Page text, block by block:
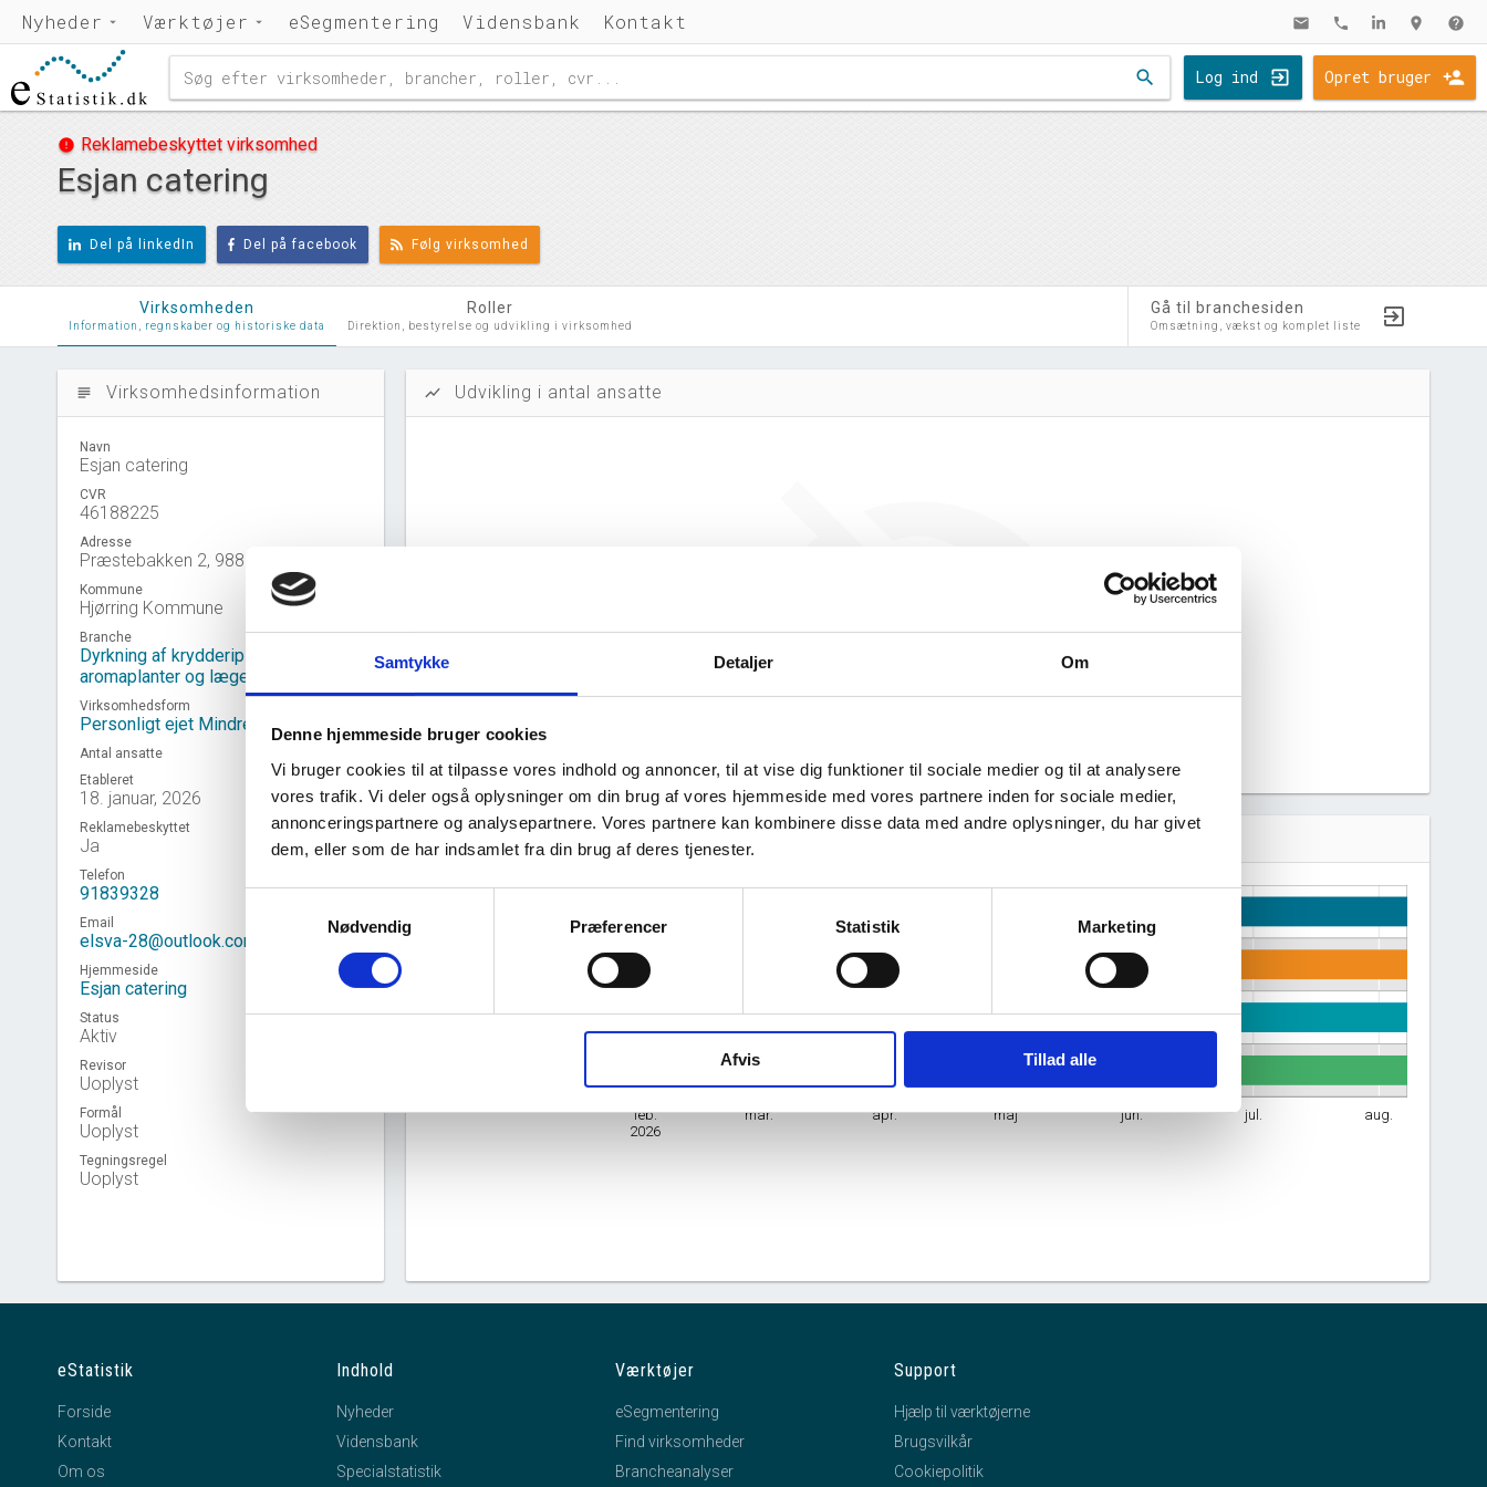
Samtykke Detaljer Om
Denne hjemmeside bruger cookies
Vi bruger cookies til at tilpasse vores indhold og annoncer, til at vise dig funktioner til sociale medier og til at analysere
vores trafik. Vi deler også oplysninger om din brug af vores hjemmeside med vores partnere inden for sociale medier,
annonceringspartnere og analysepartnere. Vores partnere kan kombinere disse data med andre oplysninger, du har givet
dem, eller som de har indsamlet fra din brug af deres tjenester.
Nødvendig
Præferencer Statistik Marketing
Afvis Tillad alle
Nyheder Værktøjer eSegmentering Vidensbank Kontakt mail phone location_on help
search Log ind Opret bruger
error Reklamebeskyttet virksomhed
Esjan catering
Del på linkedIn Del på facebook Følg virksomhed
Virksomheden
Information, regnskaber og historiske data
Roller
Direktion, bestyrelse og udvikling i virksomhed
Gå til branchesiden
Omsætning, vækst og komplet liste
subject Virksomhedsinformation
Navn
Esjan catering
CVR
46188225
Adresse
Præstebakken 2, 9881 Bindslev
Kommune
Hjørring Kommune
Branche
Dyrkning af krydderiplanter,
aromaplanter og lægeplanter
Virksomhedsform
Personligt ejet Mindre Virksomhed
Antal ansatte
Etableret
18. januar, 2026
Reklamebeskyttet
Ja
Telefon
91839328
Email
elsva-28@outlook.com
Hjemmeside
Esjan catering
Status
Aktiv
Revisor
Uoplyst
Formål
Uoplyst
Tegningsregel
Uoplyst
show_chart Udvikling i antal ansatte
generere figuren for denne virksomhed.
Virksomhedshistorik
Branche
feb.
2026
mar. apr. maj jun. jul. aug.
Præstebakken 2, 9881 Bindslev
Dyrkning af krydderiplanter, aromaplanter og lægeplanter
Personligt ejet Mindre Virksomhed
eStatistik
Forside
Kontakt
Om os
Indhold
Nyheder
Vidensbank
Specialstatistik
Værktøjer
eSegmentering
Find virksomheder
Brancheanalyser
Support
Hjælp til værktøjerne
Brugsvilkår
Cookiepolitik